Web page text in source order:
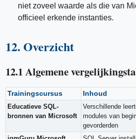
niet zoveel waarde als die van
officieel erkende instanties.
12. Overzicht
12.1 Algemene
Trainingscursus Inhoud
Educatieve SQL-
bronnen van Microsoft
Verschillende
modules van
gevorderden